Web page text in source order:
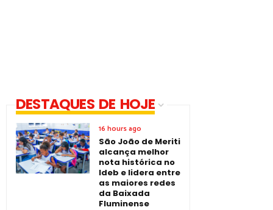
DESTAQUES DE HOJE
16 hours ago
São João de Meriti
alcança melhor
nota histórica no
Ideb e lidera entre
as maiores redes
da Baixada
Fluminense